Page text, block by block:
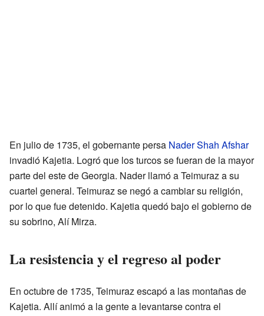
En julio de 1735, el gobernante persa Nader Shah Afshar
invadió Kajetia. Logró que los turcos se fueran de la mayor
parte del este de Georgia. Nader llamó a Teimuraz a su
cuartel general. Teimuraz se negó a cambiar su religión,
por lo que fue detenido. Kajetia quedó bajo el gobierno de
su sobrino, Alí Mirza.
La resistencia y el regreso al poder
En octubre de 1735, Teimuraz escapó a las montañas de
Kajetia. Allí animó a la gente a levantarse contra el